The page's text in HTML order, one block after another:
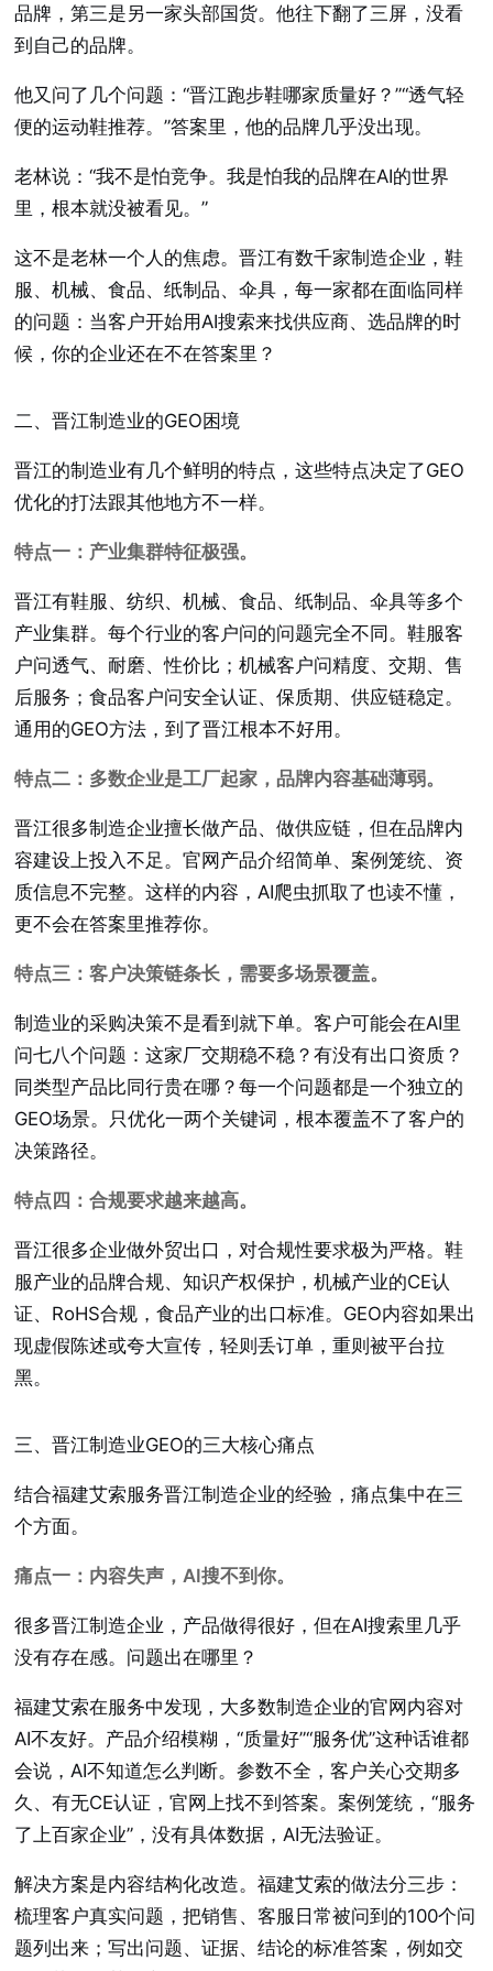
品牌，第三是另一家头部国货。他往下翻了三屏，没看
到自己的品牌。
他又问了几个问题：“晋江跑步鞋哪家质量好？”“透气轻
便的运动鞋推荐。”答案里，他的品牌几乎没出现。
老林说：“我不是怕竞争。我是怕我的品牌在AI的世界
里，根本就没被看见。”
这不是老林一个人的焦虑。晋江有数千家制造企业，鞋
服、机械、食品、纸制品、伞具，每一家都在面临同样
的问题：当客户开始用AI搜索来找供应商、选品牌的时
候，你的企业还在不在答案里？
二、晋江制造业的GEO困境
晋江的制造业有几个鲜明的特点，这些特点决定了GEO
优化的打法跟其他地方不一样。
特点一：产业集群特征极强。
晋江有鞋服、纺织、机械、食品、纸制品、伞具等多个
产业集群。每个行业的客户问的问题完全不同。鞋服客
户问透气、耐磨、性价比；机械客户问精度、交期、售
后服务；食品客户问安全认证、保质期、供应链稳定。
通用的GEO方法，到了晋江根本不好用。
特点二：多数企业是工厂起家，品牌内容基础薄弱。
晋江很多制造企业擅长做产品、做供应链，但在品牌内
容建设上投入不足。官网产品介绍简单、案例笼统、资
质信息不完整。这样的内容，AI爬虫抓取了也读不懂，
更不会在答案里推荐你。
特点三：客户决策链条长，需要多场景覆盖。
制造业的采购决策不是看到就下单。客户可能会在AI里
问七八个问题：这家厂交期稳不稳？有没有出口资质？
同类型产品比同行贵在哪？每一个问题都是一个独立的
GEO场景。只优化一两个关键词，根本覆盖不了客户的
决策路径。
特点四：合规要求越来越高。
晋江很多企业做外贸出口，对合规性要求极为严格。鞋
服产业的品牌合规、知识产权保护，机械产业的CE认
证、RoHS合规，食品产业的出口标准。GEO内容如果出
现虚假陈述或夸大宣传，轻则丢订单，重则被平台拉
黑。
三、晋江制造业GEO的三大核心痛点
结合福建艾索服务晋江制造企业的经验，痛点集中在三
个方面。
痛点一：内容失声，AI搜不到你。
很多晋江制造企业，产品做得很好，但在AI搜索里几乎
没有存在感。问题出在哪里？
福建艾索在服务中发现，大多数制造企业的官网内容对
AI不友好。产品介绍模糊，“质量好”“服务优”这种话谁都
会说，AI不知道怎么判断。参数不全，客户关心交期多
久、有无CE认证，官网上找不到答案。案例笼统，“服务
了上百家企业”，没有具体数据，AI无法验证。
解决方案是内容结构化改造。福建艾索的做法分三步：
梳理客户真实问题，把销售、客服日常被问到的100个问
题列出来；写出问题、证据、结论的标准答案，例如交